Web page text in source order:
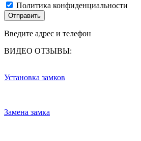
Политика конфиденциальности
Отправить
Введите адрес и телефон
ВИДЕО ОТЗЫВЫ:
Установка замков
Замена замка